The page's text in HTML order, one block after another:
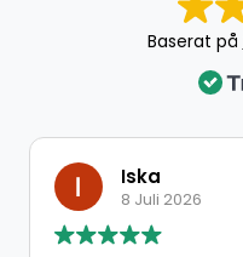
Baserat på
Iska
8 Juli 2026